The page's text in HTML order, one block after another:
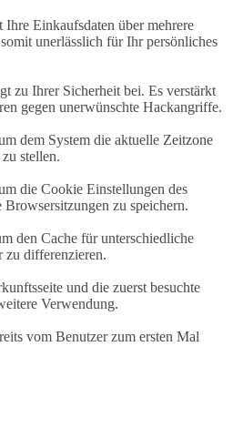
Ihre Einkaufsdaten über mehrere
unerlässlich für Ihr persönliches
zu Ihrer Sicherheit bei. Es verstärkt
gegen unerwünschte Hackangriffe.
dem System die aktuelle Zeitzone
stellen.
die Cookie Einstellungen des
Browsersitzungen zu speichern.
den Cache für unterschiedliche
zu differenzieren.
und die zuerst besuchte
Verwendung.
vom Benutzer zum ersten Mal